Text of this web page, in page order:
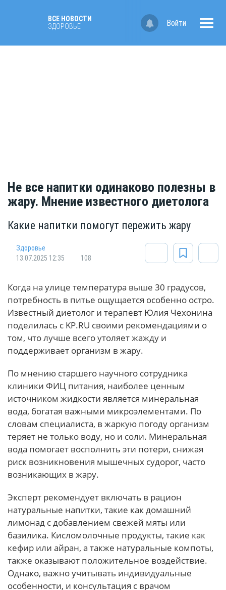
ВСЕ НОВОСТИ
ЗДОРОВЬЕ
Войти
Не все напитки одинаково полезны в
жару. Мнение известного диетолога
Какие напитки помогут пережить жару
Здоровье
13.07.2025 12:35
108
Когда на улице температура выше 30 градусов,
потребность в питье ощущается особенно остро.
Известный диетолог и терапевт Юлия Чехонина
поделилась с KP.RU своими рекомендациями о
том, что лучше всего утоляет жажду и
поддерживает организм в жару.
По мнению старшего научного сотрудника
клиники ФИЦ питания, наиболее ценным
источником жидкости является минеральная
вода, богатая важными микроэлементами. По
словам специалиста, в жаркую погоду организм
теряет не только воду, но и соли. Минеральная
вода помогает восполнить эти потери, снижая
риск возникновения мышечных судорог, часто
возникающих в жару.
Эксперт рекомендует включать в рацион
натуральные напитки, такие как домашний
лимонад с добавлением свежей мяты или
базилика. Кисломолочные продукты, такие как
кефир или айран, а также натуральные компоты,
также оказывают положительное воздействие.
Однако, важно учитывать индивидуальные
особенности, и консультация с врачом